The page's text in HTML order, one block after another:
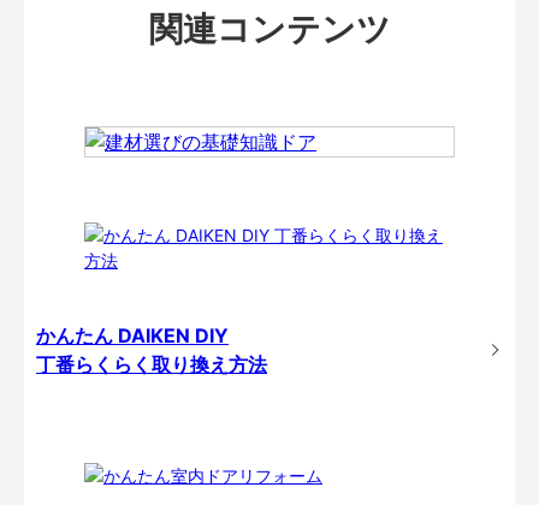
関連コンテンツ
かんたん DAIKEN DIY
丁番らくらく取り換え方法